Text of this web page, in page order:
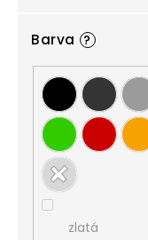
Barva ?
zlatá